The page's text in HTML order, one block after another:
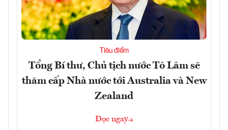
Tiêu điểm
Tổng Bí thư, Chủ tịch nước Tô Lâm sẽ
thăm cấp Nhà nước tới Australia và New
Zealand
Đọc ngay